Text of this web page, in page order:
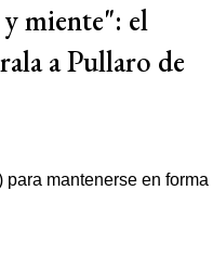
miente": el
a Pullaro de